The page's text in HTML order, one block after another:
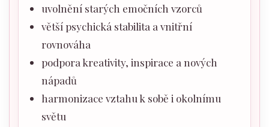
uvolnění starých emočních vzorců
větší psychická stabilita a vnitřní
rovnováha
podpora kreativity, inspirace a nových
nápadů
harmonizace vztahu k sobě i okolnímu
světu